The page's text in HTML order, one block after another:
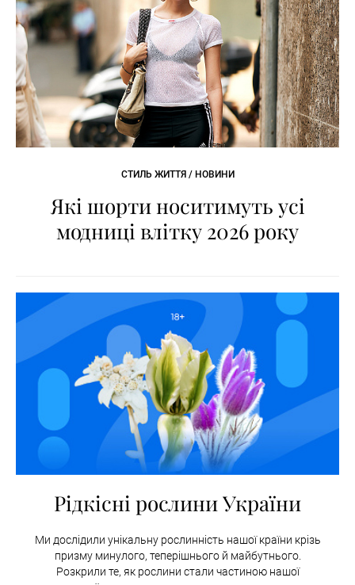
СТИЛЬ ЖИТТЯ / НОВИНИ
Які шорти носитимуть усі
модниці влітку 2026 року
Рідкісні рослини України
Ми дослідили унікальну рослинність нашої країни крізь
призму минулого, теперішнього й майбутнього.
Розкрили те, як рослини стали частиною нашої